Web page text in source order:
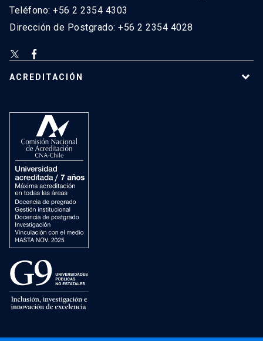
Teléfono: +56 2 2354 4303
Dirección de Postgrado: +56 2 2354 4028
ACREDITACIÓN